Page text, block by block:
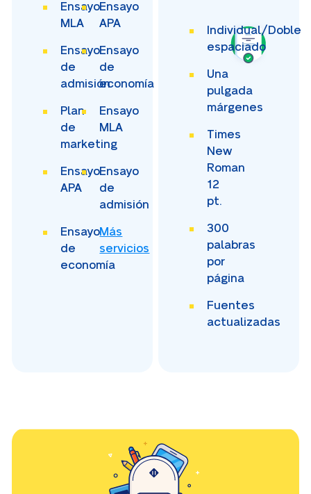
Ensayo
MLA
Ensayo
APA
Ensayo
de
admisión
Ensayo
de
economía
Plan
de
marketing
Ensayo
MLA
Ensayo
APA
Ensayo
de
admisión
Ensayo
de
economía
Más
servicios
Individual/Doble
espaciado
Una
pulgada
márgenes
Times
New
Roman
12
pt.
300
palabras
por
página
Fuentes
actualizadas